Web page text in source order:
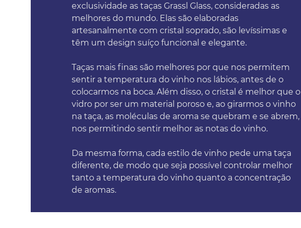
exclusividade as taças Grassl Glass, consideradas as
melhores do mundo. Elas são elaboradas
artesanalmente com cristal soprado, são levíssimas e
têm um design suíço funcional e elegante.
Taças mais finas são melhores por que nos permitem
sentir a temperatura do vinho nos lábios, antes de o
colocarmos na boca. Além disso, o cristal é melhor que o
vidro por ser um material poroso e, ao girarmos o vinho
na taça, as moléculas de aroma se quebram e se abrem,
nos permitindo sentir melhor as notas do vinho.
Da mesma forma, cada estilo de vinho pede uma taça
diferente, de modo que seja possível controlar melhor
tanto a temperatura do vinho quanto a concentração
de aromas.